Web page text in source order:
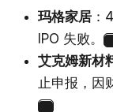
玛格家居
IPO 失败。
艾克姆新材
止申报，因